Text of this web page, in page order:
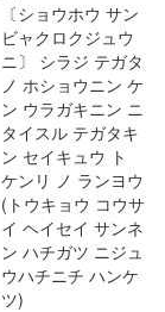
〔ショウホウ サン
ビャクロクジュウ
ニ〕 シラジ テガタ
ノ ホショウニン ケ
ン ウラガキニン ニ
タイスル テガタキ
ン セイキュウ ト
ケンリ ノ ランヨウ
(トウキョウ コウサ
イ ヘイセイ サンネ
ン ハチガツ ニジュ
ウハチニチ ハンケ
ツ)